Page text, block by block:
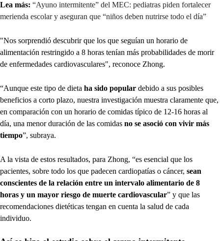
Lea más: “Ayuno intermitente” del MEC: pediatras piden fortalecer
merienda escolar y aseguran que “niños deben nutrirse todo el día”
"Nos sorprendió descubrir que los que seguían un horario de
alimentación restringido a 8 horas tenían más probabilidades de morir
de enfermedades cardiovasculares", reconoce Zhong.
“Aunque este tipo de dieta ha sido popular debido a sus posibles
beneficios a corto plazo, nuestra investigación muestra claramente que,
en comparación con un horario de comidas típico de 12-16 horas al
día, una menor duración de las comidas no se asoció con vivir más
tiempo”, subraya.
A la vista de estos resultados, para Zhong, “es esencial que los
pacientes, sobre todo los que padecen cardiopatías o cáncer, sean
conscientes de la relación entre un intervalo alimentario de 8
horas y un mayor riesgo de muerte cardiovascular” y que las
recomendaciones dietéticas tengan en cuenta la salud de cada
individuo.